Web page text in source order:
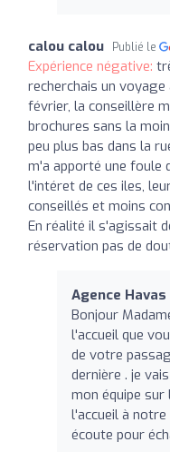
calou calou Publié le
Expérience négative:
recherchais un
février, la conseillère
brochures sans la
peu plus bas dans la
m'a apporté une foule
l'intéret de ces iles,
conseillés et moins
En réalité il s'agissait
réservation pas de
Agence
Bonjour
l'accueil que
de votre
dernière . je
mon équipe
l'accueil à
écoute pour